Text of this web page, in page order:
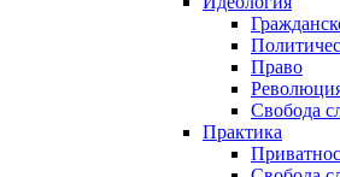
Право
Свобода
Практика